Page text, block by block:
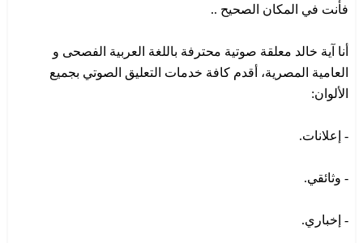
فأنت في المكان الصحيح ..
أنا آية خالد معلقة صوتية محترفة باللغة العربية الفصحى و
العامية المصرية، أقدم كافة خدمات التعليق الصوتي بجميع
الألوان:
- إعلانات.
- وثائقي.
- إخباري.